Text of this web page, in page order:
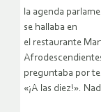
la agenda
se hallaba en
el restaurante
preguntaba por
«¡A las diez!».